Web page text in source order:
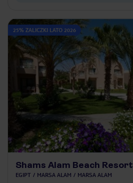
25% ZALICZKI LATO 2026
Shams Alam Beach Resort
EGIPT MARSA ALAM MARSA ALAM